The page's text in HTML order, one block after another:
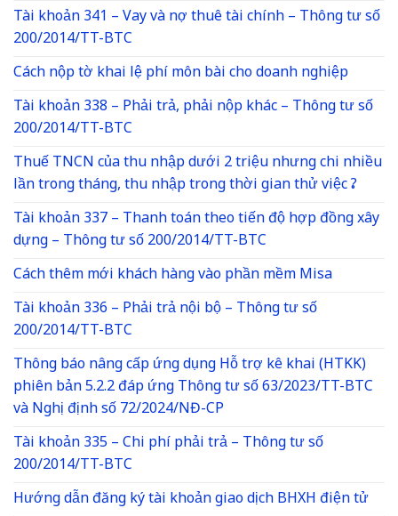
Tài khoản 341 – Vay và nợ thuê tài chính – Thông tư số
200/2014/TT-BTC
Cách nộp tờ khai lệ phí môn bài cho doanh nghiệp
Tài khoản 338 – Phải trả, phải nộp khác – Thông tư số
200/2014/TT-BTC
Thuế TNCN của thu nhập dưới 2 triệu nhưng chi nhiều
lần trong tháng, thu nhập trong thời gian thử việc ?
Tài khoản 337 – Thanh toán theo tiến độ hợp đồng xây
dựng – Thông tư số 200/2014/TT-BTC
Cách thêm mới khách hàng vào phần mềm Misa
Tài khoản 336 – Phải trả nội bộ – Thông tư số
200/2014/TT-BTC
Thông báo nâng cấp ứng dụng Hỗ trợ kê khai (HTKK)
phiên bản 5.2.2 đáp ứng Thông tư số 63/2023/TT-BTC
và Nghị định số 72/2024/NĐ-CP
Tài khoản 335 – Chi phí phải trả – Thông tư số
200/2014/TT-BTC
Hướng dẫn đăng ký tài khoản giao dịch BHXH điện tử